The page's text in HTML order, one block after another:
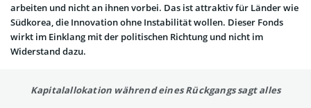
arbeiten und nicht an ihnen vorbei. Das ist attraktiv für Länder wie
Südkorea, die Innovation ohne Instabilität wollen. Dieser Fonds
wirkt im Einklang mit der politischen Richtung und nicht im
Widerstand dazu.
Kapitalallokation während eines Rückgangs sagt alles